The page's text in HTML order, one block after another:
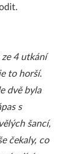
4 utkání
to horší.
dvě byla
s
šancí,
čekaly, co